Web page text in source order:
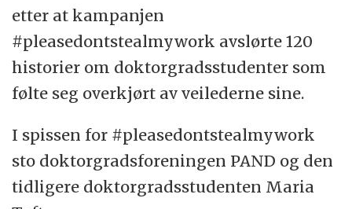
etter at kampanjen
#pleasedontstealmywork avslørte 120
historier om doktorgradsstudenter som
følte seg overkjørt av veilederne sine.
I spissen for #pleasedontstealmywork
sto doktorgradsforeningen PAND og den
tidligere doktorgradsstudenten Maria